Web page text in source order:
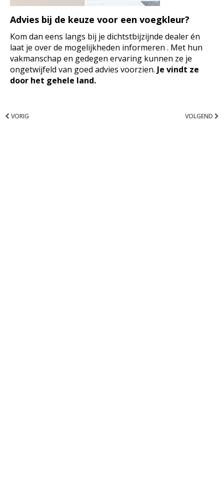
Advies bij de keuze voor een voegkleur?
Kom dan eens langs bij je dichtstbijzijnde dealer én
laat je over de mogelijkheden informeren . Met hun
vakmanschap en gedegen ervaring kunnen ze je
ongetwijfeld van goed advies voorzien. Je vindt ze
door het gehele land.
VORIG VOLGEND